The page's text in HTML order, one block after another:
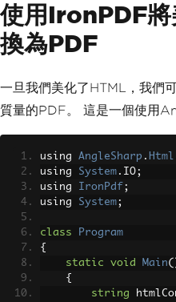
使用IronPDF
換為PDF
一旦我們美化了HTML，我們
質量的PDF。 這是一個使用
using AngleSharp . Html
using System . IO;
using IronPdf ;
using System;
class
Program
{
static
void Main
{
string